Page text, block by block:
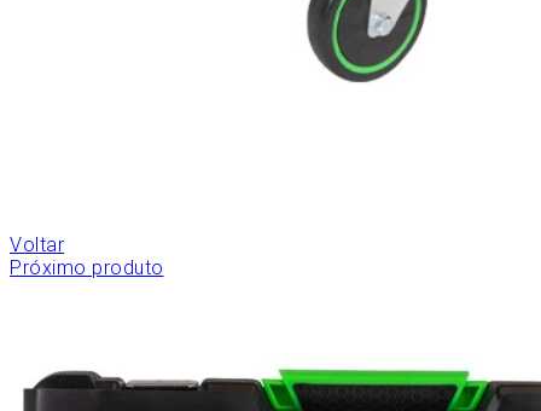
Voltar
Próximo produto